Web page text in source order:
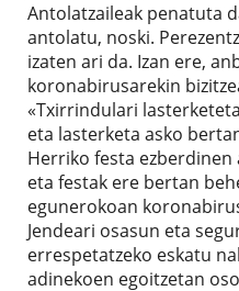
Antolatzaileak penatuta
antolatu, noski.
izaten ari da. Izan ere,
koronabirusarekin
«Txirrindulari
eta lasterketa asko
Herriko festa
eta festak ere bertan
egunerokoan
Jendeari osasun eta
errespetatzeko eskatu
adinekoen egoitzetan